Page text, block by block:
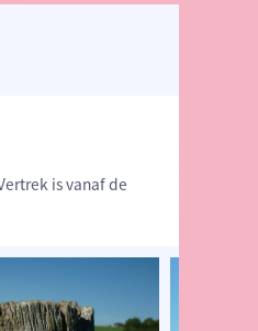
is vanaf de